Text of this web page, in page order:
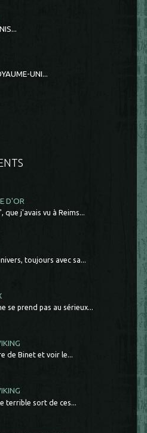
UNI...
D'OR
que j'avais vu à Reims...
toujours avec sa...
se prend pas au sérieux...
de Binet et voir le...
terrible sort de ces...